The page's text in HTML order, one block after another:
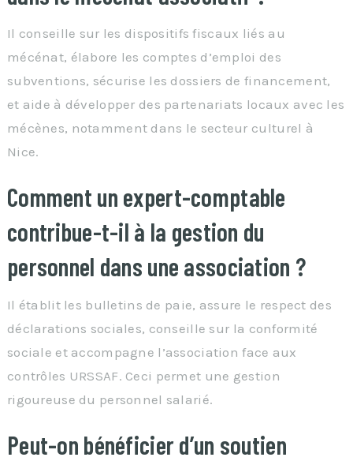
Il conseille sur les dispositifs fiscaux liés au
mécénat, élabore les comptes d’emploi des
subventions, sécurise les dossiers de financement,
et aide à développer des partenariats locaux avec les
mécènes, notamment dans le secteur culturel à
Nice.
Comment un expert-comptable
contribue-t-il à la gestion du
personnel dans une association ?
Il établit les bulletins de paie, assure le respect des
déclarations sociales, conseille sur la conformité
sociale et accompagne l’association face aux
contrôles URSSAF. Ceci permet une gestion
rigoureuse du personnel salarié.
Peut-on bénéficier d’un soutien